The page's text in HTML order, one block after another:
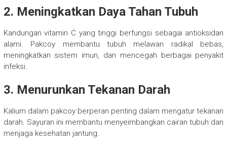
2. Meningkatkan Daya Tahan Tubuh
Kandungan vitamin C yang tinggi berfungsi sebagai antioksidan
alami. Pakcoy membantu tubuh melawan radikal bebas,
meningkatkan sistem imun, dan mencegah berbagai penyakit
infeksi.
3. Menurunkan Tekanan Darah
Kalium dalam pakcoy berperan penting dalam mengatur tekanan
darah. Sayuran ini membantu menyeimbangkan cairan tubuh dan
menjaga kesehatan jantung.